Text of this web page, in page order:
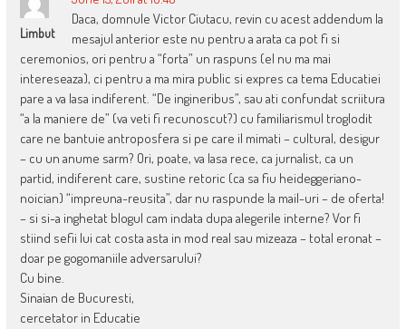
Limbut
Daca, domnule Victor Ciutacu, revin cu acest addendum la
mesajul anterior este nu pentru a arata ca pot fi si
ceremonios, ori pentru a “forta” un raspuns (el nu ma mai
intereseaza), ci pentru a ma mira public si expres ca tema Educatiei
pare a va lasa indiferent. “De ingineribus”, sau ati confundat scriitura
“a la maniere de” (va veti fi recunoscut?) cu familiarismul troglodit
care ne bantuie antroposfera si pe care il mimati – cultural, desigur
– cu un anume sarm? Ori, poate, va lasa rece, ca jurnalist, ca un
partid, indiferent care, sustine retoric (ca sa fiu heideggeriano-
noician) “impreuna-reusita”, dar nu raspunde la mail-uri – de oferta!
– si si-a inghetat blogul cam indata dupa alegerile interne? Vor fi
stiind sefii lui cat costa asta in mod real sau mizeaza – total eronat –
doar pe gogomaniile adversarului?
Cu bine.
Sinaian de Bucuresti,
cercetator in Educatie